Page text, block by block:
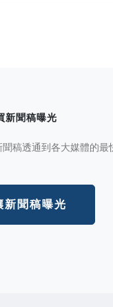
新聞稿曝光
稿透通到各大媒體的最
新聞稿曝光